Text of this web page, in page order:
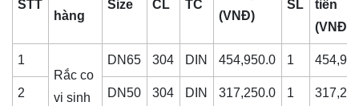
STT
hàng
Size CL TC
(VNĐ)
SL
tiền
(VNĐ)
1
Rắc co
vi sinh
DN65 304 DIN 454,950.0 1
2 DN50 304 DIN 317,250.0 1